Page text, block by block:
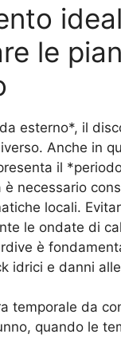
le
esterno*, il
Anche in
il
è necessario
locali.
le ondate di
è
idrici e danni
temporale da
quando le